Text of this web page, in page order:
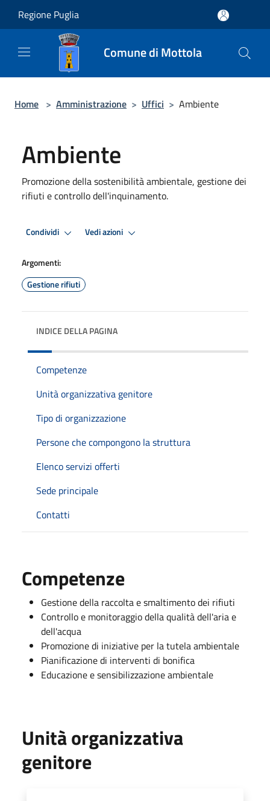
Regione Puglia
Comune di Mottola
Home > Amministrazione > Uffici > Ambiente
Ambiente
Promozione della sostenibilità ambientale, gestione dei
rifiuti e controllo dell'inquinamento.
Condividi Vedi azioni
Argomenti:
Gestione rifiuti
INDICE DELLA PAGINA
Competenze
Unità organizzativa genitore
Tipo di organizzazione
Persone che compongono la struttura
Elenco servizi offerti
Sede principale
Contatti
Competenze
Gestione della raccolta e smaltimento dei rifiuti
Controllo e monitoraggio della qualità dell'aria e
dell'acqua
Promozione di iniziative per la tutela ambientale
Pianificazione di interventi di bonifica
Educazione e sensibilizzazione ambientale
Unità organizzativa
genitore